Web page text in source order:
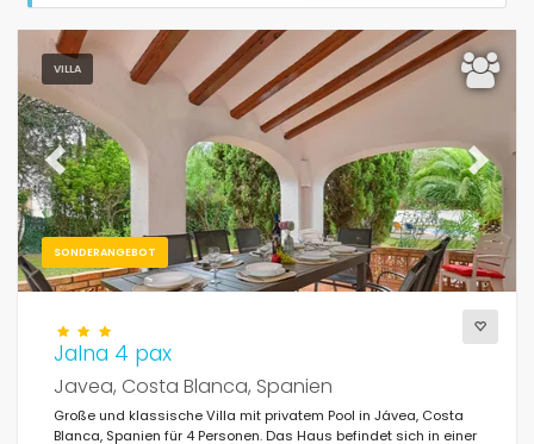
Badezimmer
Beliebte Dienste
Wi-Fi (466)
Pool (445)
Klimaanlage (438)
Meerblick (215)
VILLA
SONDERANGEBOT
Previous Next
Jalna 4 pax
Javea, Costa Blanca, Spanien
Große und klassische Villa mit privatem Pool in Jávea, Costa
Blanca, Spanien für 4 Personen. Das Haus befindet sich in einer